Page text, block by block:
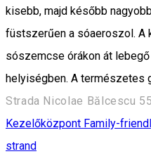
kisebb, majd később
füstszerűen a sóaeroszol. A
sószemcse órákon át
helyiségben. A természetes
Kezelőközpont Family-
strand